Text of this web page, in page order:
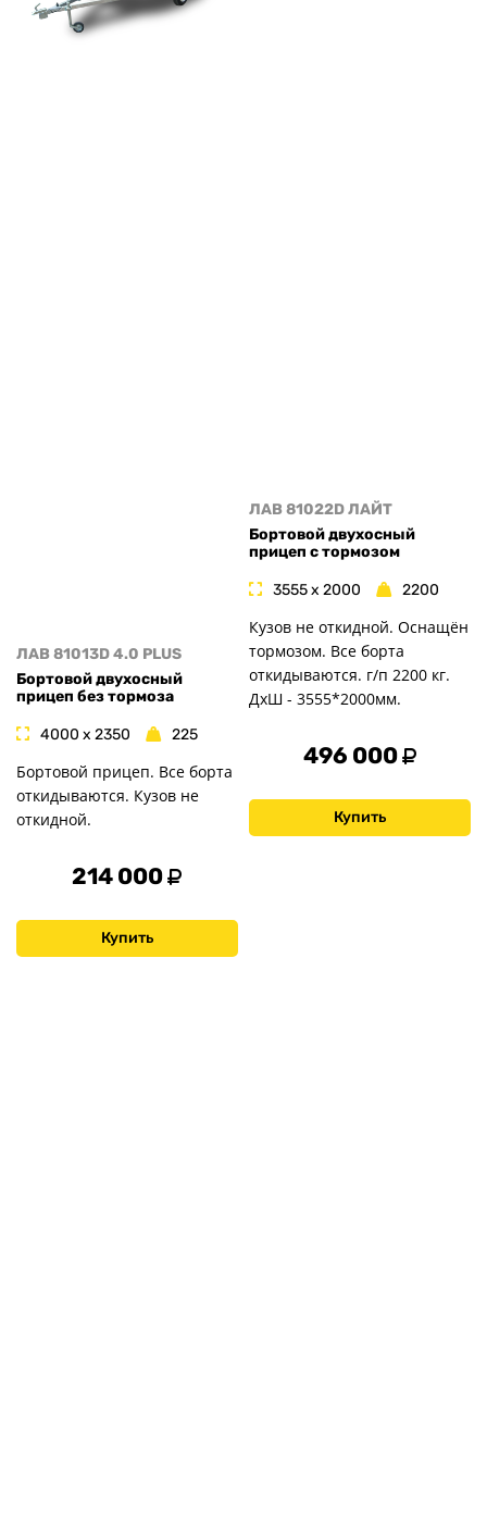
ЛАВ 81013D 4.0 PLUS
Бортовой двухосный
прицеп без тормоза
4000 x 2350 225
Бортовой прицеп. Все борта
откидываются. Кузов не
откидной.
214 000
Купить
ЛАВ 81022D ЛАЙТ
Бортовой двухосный
прицеп с тормозом
3555 x 2000 2200
Кузов не откидной. Оснащён
тормозом. Все борта
откидываются. г/п 2200 кг.
ДxШ - 3555*2000мм.
496 000
Купить